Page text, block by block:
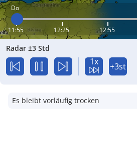
Do
11:55 12:25 12:55
Radar ±3 Std
1x +3st
Es bleibt vorläufig trocken